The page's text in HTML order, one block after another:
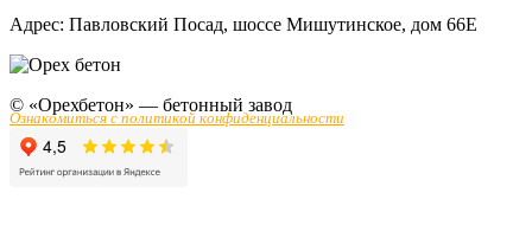
Адрес: Павловский Посад, шоссе Мишутинское, дом 66Е
© «Орехбетон» — бетонный завод
Ознакомиться с политикой конфиденциальности